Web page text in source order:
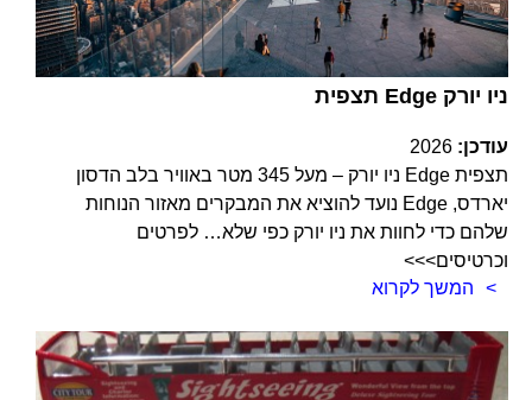
תצפית Edge ניו יורק
עודכן: 2026
תצפית Edge ניו יורק – מעל 345 מטר באוויר בלב הדסון
יארדס, Edge נועד להוציא את המבקרים מאזור הנוחות
שלהם כדי לחוות את ניו יורק כפי שלא… לפרטים
וכרטיסים>>>
המשך לקרוא